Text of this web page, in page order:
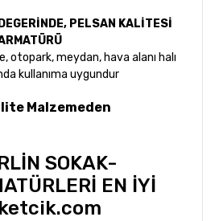
PELSAN KALİTESİ
otopark, meydan, hava alanı halı
kullanıma uygundur
Malzemeden
SOKAK-
EN İYİ